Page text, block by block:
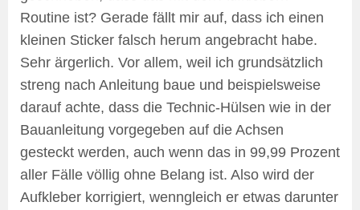
Routine ist? Gerade fällt mir auf, dass ich einen
kleinen Sticker falsch herum angebracht habe.
Sehr ärgerlich. Vor allem, weil ich grundsätzlich
streng nach Anleitung baue und beispielsweise
darauf achte, dass die Technic-Hülsen wie in der
Bauanleitung vorgegeben auf die Achsen
gesteckt werden, auch wenn das in 99,99 Prozent
aller Fälle völlig ohne Belang ist. Also wird der
Aufkleber korrigiert, wenngleich er etwas darunter